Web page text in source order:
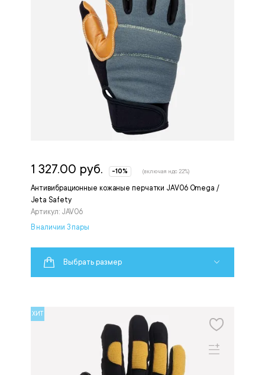
Антивибрационные кожаные перчатки JAV06 Omega /
Jeta Safety
Артикул: JAV06
1 327.00 руб. -10% (включая ндс 22%)
В наличии 3 пары
Выбрать размер
ХИТ